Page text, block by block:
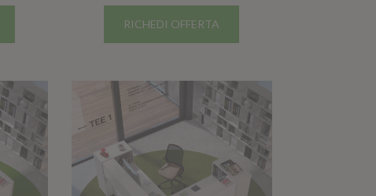
RICHEDI OFFERTA